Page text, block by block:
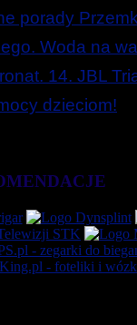
porady
Woda na
14. JBL
dzieciom!